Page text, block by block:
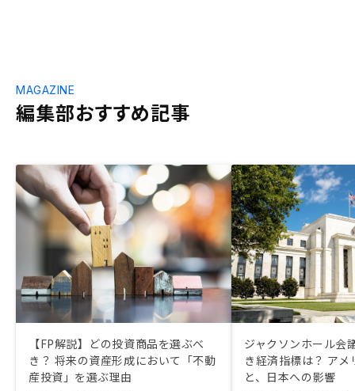
編集部おすすめ記事
MAGAZINE
【FP解説】どの投資商品を選ぶべ
き？ 将来の資産形成において「不動
産投資」を選ぶ理由
ジャクソンホール会
き経済指標は？ ア
と、日本への影響